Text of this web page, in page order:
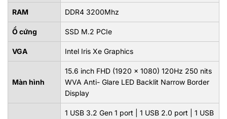
RAM DDR4 3200Mhz
Ổ cứng SSD M.2 PCIe
VGA Intel Iris Xe Graphics
Màn hình
15.6 inch FHD (1920 x 1080) 120Hz 250 nits
WVA Anti- Glare LED Backlit Narrow Border
Display
1 USB 3.2 Gen 1 port | 1 USB 2.0 port | 1 USB